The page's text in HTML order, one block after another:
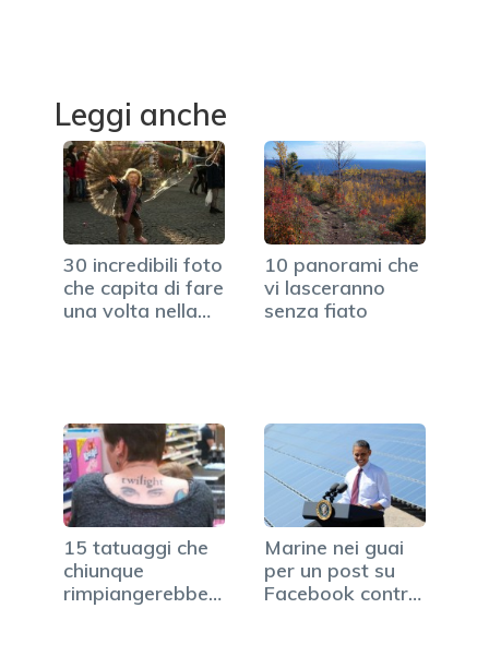
Leggi anche
30 incredibili foto
che capita di fare
una volta nella
10 panorami che
vi lasceranno
senza fiato
15 tatuaggi che
chiunque
rimpiangerebbe
Marine nei guai
per un post su
Facebook contro